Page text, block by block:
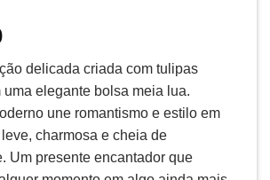
delicada criada com tulipas
uma elegante bolsa meia lua.
une romantismo e estilo em
charmosa e cheia de
Um presente encantador que